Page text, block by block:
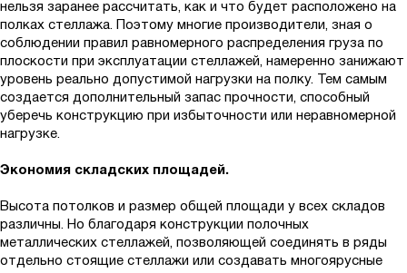
нельзя заранее рассчитать, как и что будет расположено на
полках стеллажа. Поэтому многие производители, зная о
соблюдении правил равномерного распределения груза по
плоскости при эксплуатации стеллажей, намеренно занижают
уровень реально допустимой нагрузки на полку. Тем самым
создается дополнительный запас прочности, способный
уберечь конструкцию при избыточности или неравномерной
нагрузке.
Экономия складских площадей.
Высота потолков и размер общей площади у всех складов
различны. Но благодаря конструкции полочных
металлических стеллажей, позволяющей соединять в ряды
отдельно стоящие стеллажи или создавать многоярусные